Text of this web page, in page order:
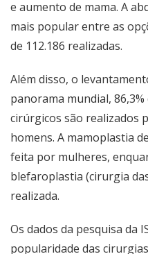
e aumento de mama. A
mais popular entre as
de 112.186 realizadas.
Além disso, o
panorama mundial,
cirúrgicos são realizados
homens. A mamoplastia
feita por mulheres,
blefaroplastia (cirurgia
realizada.
Os dados da pesquisa da
popularidade das